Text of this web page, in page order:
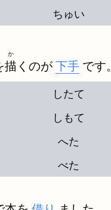
ちゅい
描
か
くのが下手 です。
したて
しもて
へた
べた